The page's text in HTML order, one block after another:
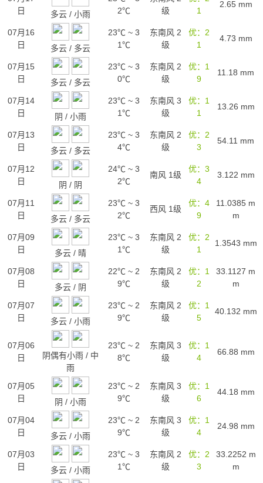
日
多云/ 小雨
2℃
级
1
2.65 mm
07月16
日
多云/ 多云
23℃ ~ 3
1℃
东南风 2
级
优：2
1
4.73 mm
07月15
日
多云/ 多云
23℃ ~ 3
0℃
东南风 2
级
优：1
9
11.18 mm
07月14
日
阴 / 小雨
23℃ ~ 3
1℃
东南风 3
级
优：1
1
13.26 mm
07月13
日
多云/ 多云
23℃ ~ 3
4℃
东南风 2
级
优：2
3
54.11 mm
07月12
日
阴 / 阴
24℃ ~ 3
2℃
南风 1级
优：3
4
3.122 mm
07月11
日
多云/ 多云
23℃ ~ 3
2℃
西风 1级
优：4
9
11.0385 m
m
07月09
日
多云/ 晴
23℃ ~ 3
1℃
东南风 2
级
优：2
1
1.3543 mm
07月08
日
多云/ 阴
22℃ ~ 2
9℃
东南风 2
级
优：1
2
33.1127 m
m
07月07
日
多云/ 小雨
23℃ ~ 2
9℃
东南风 2
级
优：1
5
40.132 mm
07月06
日
阴偶有小雨/ 中
雨
23℃ ~ 2
8℃
东南风 3
级
优：1
4
66.88 mm
07月05
日
阴 / 小雨
23℃ ~ 2
9℃
东南风 3
级
优：1
6
44.18 mm
07月04
日
多云/ 小雨
23℃ ~ 2
9℃
东南风 3
级
优：1
4
24.98 mm
07月03
日
多云/ 小雨
23℃ ~ 3
1℃
东南风 2
级
优：2
3
33.2252 m
m